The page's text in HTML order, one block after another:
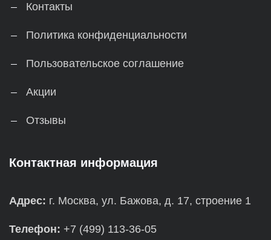
Контакты
Политика конфиденциальности
Пользовательское соглашение
Акции
Отзывы
Контактная информация
Адрес: г. Москва, ул. Бажова, д. 17, строение 1
Телефон: +7 (499) 113-36-05